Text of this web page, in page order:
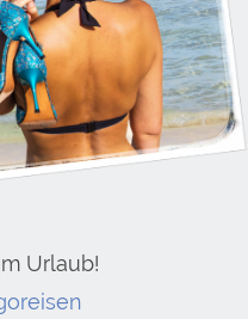
Urlaub!